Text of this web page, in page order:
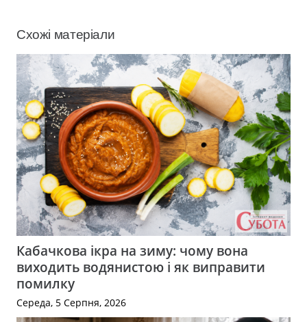
Схожі матеріали
Кабачкова ікра на зиму: чому вона
виходить водянистою і як виправити
помилку
Середа, 5 Серпня, 2026